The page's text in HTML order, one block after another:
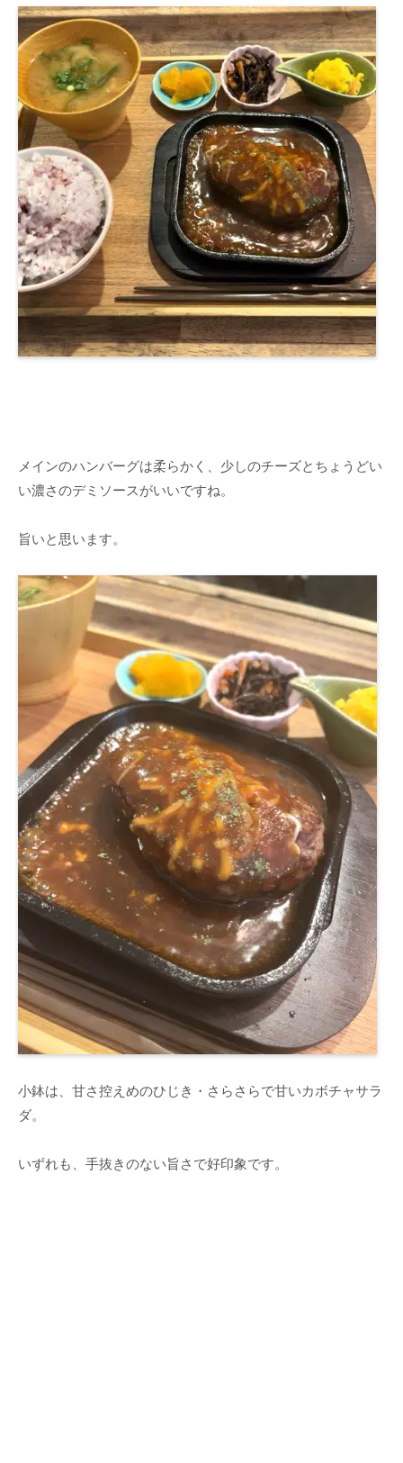
メインのハンバーグは柔らかく、少しのチーズとちょうどい
い濃さのデミソースがいいですね。
旨いと思います。
小鉢は、甘さ控えめのひじき・さらさらで甘いカボチャサラ
ダ。
いずれも、手抜きのない旨さで好印象です。